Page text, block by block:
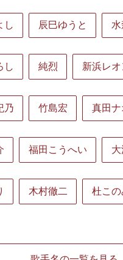
し 辰巳ゆうと 水
し 純烈 新浜レオ
乃 竹島宏 真田ナ
福田こうへい
木村徹二 杜この